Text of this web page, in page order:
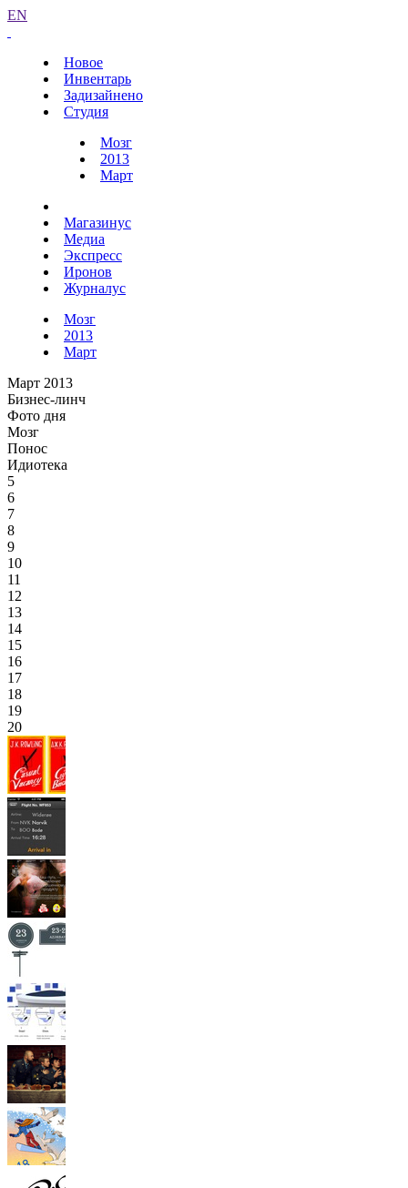
EN
Новое
Инвентарь
Задизайнено
Студия
Мозг
2013
Март
Магазинус
Медиа
Экспресс
Иронов
Журналус
Мозг
2013
Март
Март 2013
Бизнес-линч
Фото дня
Мозг
Понос
Идиотека
5
6
7
8
9
10
11
12
13
14
15
16
17
18
19
20